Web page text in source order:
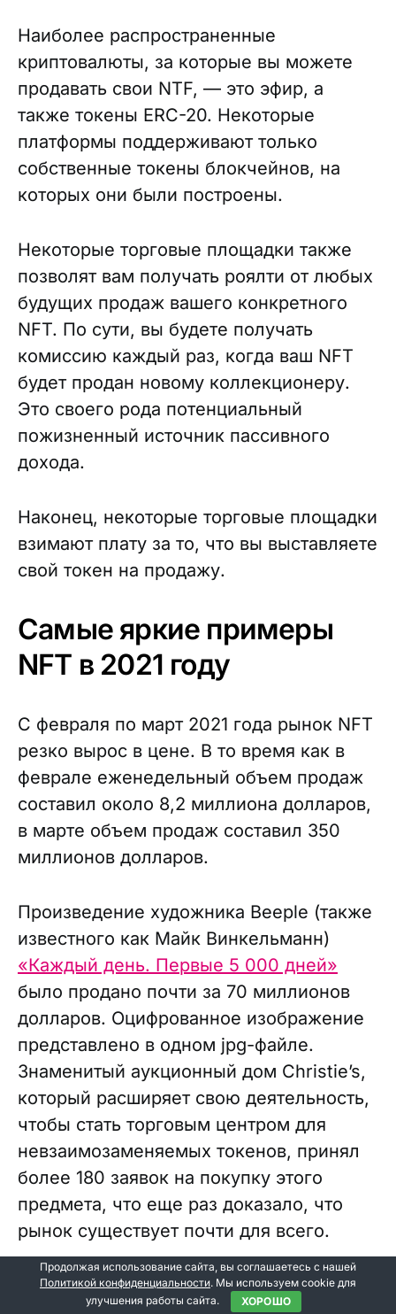
Наиболее распространенные
криптовалюты, за которые вы можете
продавать свои NTF, — это эфир, а
также токены ERC-20. Некоторые
платформы поддерживают только
собственные токены блокчейнов, на
которых они были построены.
Некоторые торговые площадки также
позволят вам получать роялти от любых
будущих продаж вашего конкретного
NFT. По сути, вы будете получать
комиссию каждый раз, когда ваш NFT
будет продан новому коллекционеру.
Это своего рода потенциальный
пожизненный источник пассивного
дохода.
Наконец, некоторые торговые площадки
взимают плату за то, что вы выставляете
свой токен на продажу.
Самые яркие примеры
NFT в 2021 году
С февраля по март 2021 года рынок NFT
резко вырос в цене. В то время как в
феврале еженедельный объем продаж
составил около 8,2 миллиона долларов,
в марте объем продаж составил 350
миллионов долларов.
Произведение художника Beeple (также
известного как Майк Винкельманн)
«Каждый день. Первые 5 000 дней»
было продано почти за 70 миллионов
долларов. Оцифрованное изображение
представлено в одном jpg-файле.
Знаменитый аукционный дом Christie’s,
который расширяет свою деятельность,
чтобы стать торговым центром для
невзаимозаменяемых токенов, принял
более 180 заявок на покупку этого
предмета, что еще раз доказало, что
рынок существует почти для всего.
Продолжая использование сайта, вы соглашаетесь с нашей
Политикой конфиденциальности. Мы используем cookie для
улучшения работы сайта.
ХОРОШО